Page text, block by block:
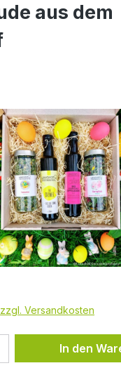
aus dem
Versandkosten
Gib den
In den